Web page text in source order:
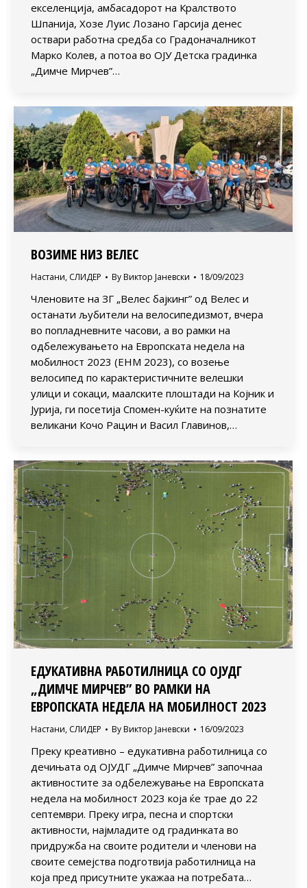
екселенција, амбасадорот на Кралството
Шпанија, Хозе Луис Лозано Гарсија денес
оствари работна средба со Градоначалникот
Марко Колев, а потоа во ОЈУ Детска градинка
„Димче Мирчев”…
ВОЗИМЕ НИЗ ВЕЛЕС
Настани, СЛИДЕР By Виктор Јаневски 18/09/2023
Членовите на ЗГ „Велес бајкинг” од Велес и
останати љубители на велосипедизмот, вчера
во попладневните часови, а во рамки на
одбележувањето на Европската недела на
мобилност 2023 (ЕНМ 2023), со возење
велосипед по карактеристичните велешки
улици и сокаци, маалските плоштади на Којник и
Јурија, ги посетија Спомен-куќите на познатите
великани Кочо Рацин и Васил Главинов,…
ЕДУКАТИВНА РАБОТИЛНИЦА СО ОЈУДГ
„ДИМЧЕ МИРЧЕВ” ВО РАМКИ НА
ЕВРОПСКАТА НЕДЕЛА НА МОБИЛНОСТ 2023
Настани, СЛИДЕР By Виктор Јаневски 16/09/2023
Преку креативно – едукативна работилница со
дечињата од ОЈУДГ „Димче Мирчев” започнаа
активностите за одбележување на Европската
недела на мобилност 2023 која ќе трае до 22
септември. Преку игра, песна и спортски
активности, најмладите од градинката во
придружба на своите родители и членови на
своите семејства подготвија работилница на
која пред присутните укажаа на потребата…